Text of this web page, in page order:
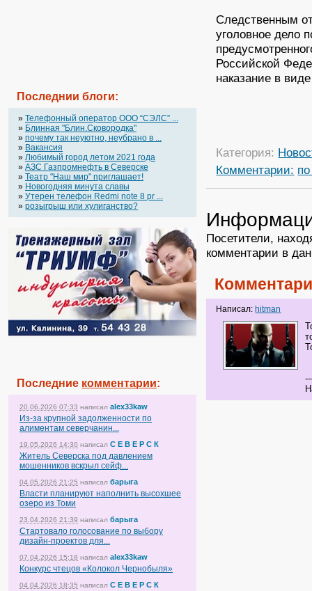
Последнии блоги:
» Телефонный оператор OOO “СЭЛС” ...
» Блинная "Блин.Сковородка"
» почему так неуютно, неубрано в ...
» Вакансия
» Любимый город летом 2021 года
» АЗС Газпромнефть в Северске
» Театр "Наш мир" приглашает!
» Новогодняя минута славы
» Утерен телефон Redmi note 8 pr ...
» розыгрыш или хулиганство?
Последние комментарии:
20.06.2026 07:33 написал alex33kaw
Из-за крупной задолженности по
алиментам северчанин...
19.05.2026 14:30 написал С Е В Е Р С К
Житель Северска под давлением
мошенников вскрыл сейф...
04.05.2026 21:25 написал барыга
Власти планируют наполнить высохшее
озеро из Томи
23.04.2026 21:39 написал барыга
Стартовало голосование по выбору
дизайн-проектов для...
07.04.2026 15:18 написал alex33kaw
Конкурс чтецов «Колокол Чернобыля»
04.04.2026 18:35 написал С Е В Е Р С К
Следственным
уголовное дело
Российской
наказание в
Категория:
Комментарии:
Посетители,
комментарии в
Написал: hitman